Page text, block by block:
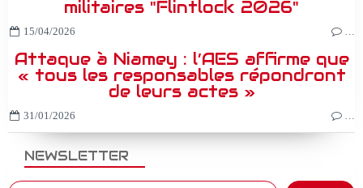
NEWSLETTER
militaires "Flintlock 2026"
15/04/2026 …
Attaque à Niamey : l’AES affirme que
« tous les responsables répondront
de leurs actes »
31/01/2026 …